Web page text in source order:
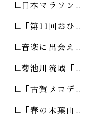
日本マラソン…
「第11回おひ…
音楽に出会え…
菊池川流域「…
「古賀メロデ…
「春の木葉山…